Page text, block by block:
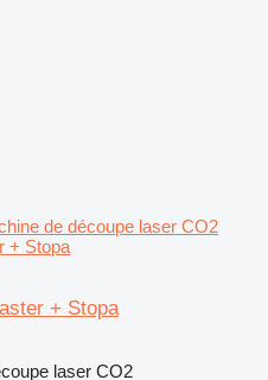
de découpe laser CO2
+ Stopa
+ Stopa
laser CO2